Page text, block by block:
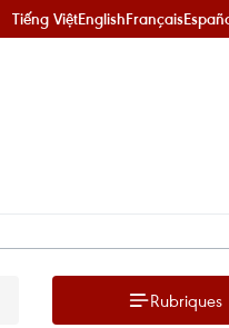
Tiếng ViệtEnglishFrançais
Rubriques